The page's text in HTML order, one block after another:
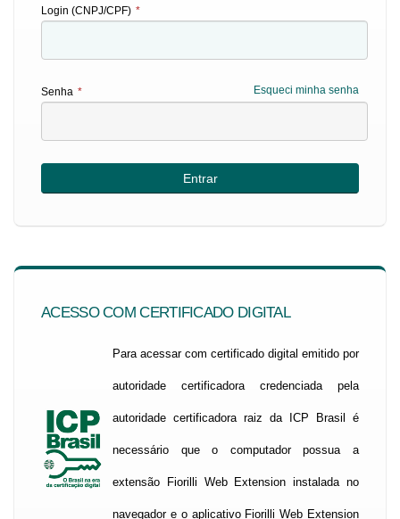
Login (CNPJ/CPF) *
Esqueci minha senha
Senha *
ACESSO COM CERTIFICADO DIGITAL
Para acessar com certificado digital emitido por
autoridade certificadora credenciada pela
autoridade certificadora raiz da ICP Brasil é
necessário que o computador possua a
extensão Fiorilli Web Extension instalada no
navegador e o aplicativo Fiorilli Web Extension